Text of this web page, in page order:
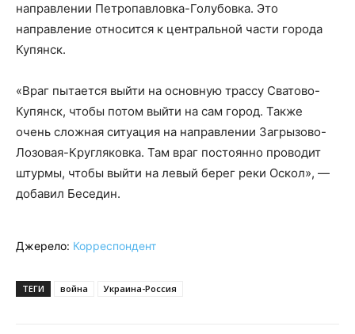
направлении Петропавловка-Голубовка. Это
направление относится к центральной части города
Купянск.
«Враг пытается выйти на основную трассу Сватово-
Купянск, чтобы потом выйти на сам город. Также
очень сложная ситуация на направлении Загрызово-
Лозовая-Кругляковка. Там враг постоянно проводит
штурмы, чтобы выйти на левый берег реки Оскол», —
добавил Беседин.
Джерело: Корреспондент
ТЕГИ война Украина-Россия